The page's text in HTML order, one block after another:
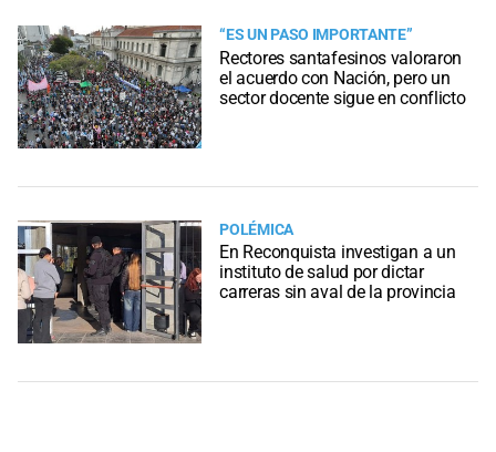
“ES UN PASO IMPORTANTE”
Rectores santafesinos valoraron
el acuerdo con Nación, pero un
sector docente sigue en conflicto
POLÉMICA
En Reconquista investigan a un
instituto de salud por dictar
carreras sin aval de la provincia